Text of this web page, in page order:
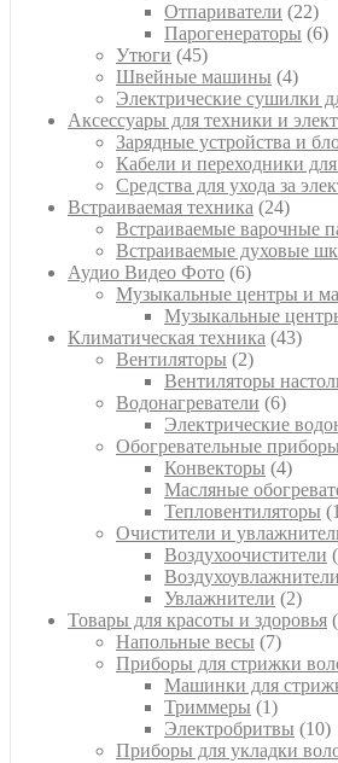
Отпариватели 2222
Парогенераторы 66
Утюги 4545
товаров
Швейные машины 44
Электрические сушилки
Аксессуары для техники и
Зарядные устройства и
Кабели и переходники
Средства для ухода за
Встраиваемая техника 2424
товара
Встраиваемые варочные
Встраиваемые духовые
Аудио Видео Фото 66
товаров
Музыкальные центры и
Музыкальные
Климатическая техника 4343
Вентиляторы 22
товара
Вентиляторы
Водонагреватели 66
Электрические
Обогревательные приборы
Конвекторы 44
товара
Масляные
Тепловентиляторы 1
Очистители и
Воздухоочистители
Воздухоувлажнители
Увлажнители 22
Товары для красоты и здоровья
Напольные весы 77
товаров
Приборы для стрижки
Машинки для
Триммеры 11
товар
Электробритвы 1010
Приборы для укладки